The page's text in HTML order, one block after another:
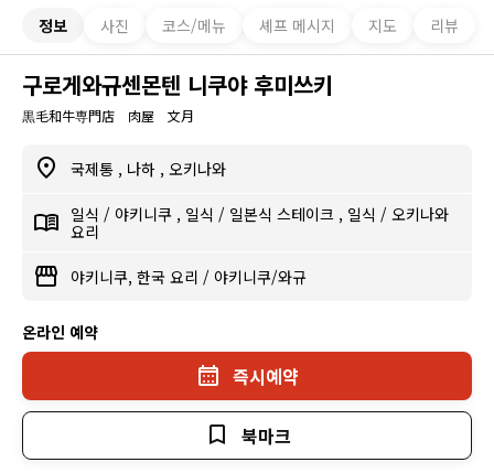
정보 사진 코스/메뉴 셰프 메시지 지도 리뷰
구로게와규센몬텐 니쿠야 후미쓰키
黒毛和牛専門店 肉屋 文月
국제통 , 나하 , 오키나와
일식 / 야키니쿠 , 일식 / 일본식 스테이크 , 일식 / 오키나와
요리
야키니쿠, 한국 요리 / 야키니쿠/와규
온라인 예약
즉시예약
북마크